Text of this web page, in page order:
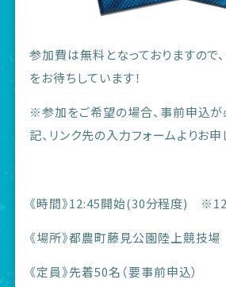
参加費は無料となっておりますので
をお待ちしています！
※参加をご希望の場合、事前申込が
記、リンク先の入力フォームよりお申
《時間》12:45開始(30分程度)
《場所》都農町藤見公園陸上競技場
《定員》先着50名（要事前申込）